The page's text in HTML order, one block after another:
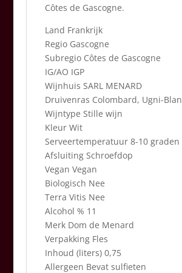
Côtes de Gascogne.
Land Frankrijk
Regio Gascogne
Subregio Côtes de Gascogne
IG/AO IGP
Wijnhuis SARL MENARD
Druivenras Colombard, Ugni-
Wijntype Stille wijn
Kleur Wit
Serveertemperatuur 8-10 graden
Afsluiting Schroefdop
Vegan Vegan
Biologisch Nee
Terra Vitis Nee
Alcohol % 11
Merk Dom de Menard
Verpakking Fles
Inhoud (liters) 0,75
Allergeen Bevat sulfieten